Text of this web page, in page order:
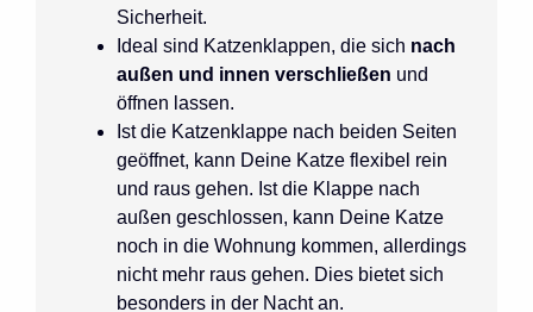
Sicherheit.
Ideal sind Katzenklappen, die sich nach
außen und innen verschließen und
öffnen lassen.
Ist die Katzenklappe nach beiden Seiten
geöffnet, kann Deine Katze flexibel rein
und raus gehen. Ist die Klappe nach
außen geschlossen, kann Deine Katze
noch in die Wohnung kommen, allerdings
nicht mehr raus gehen. Dies bietet sich
besonders in der Nacht an.